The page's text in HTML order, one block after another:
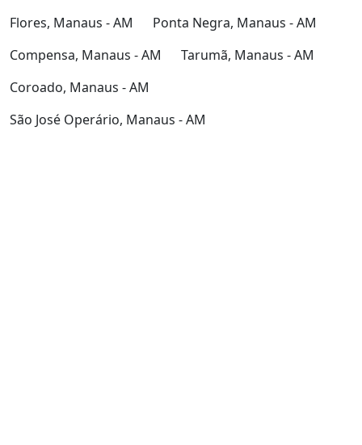
Flores, Manaus - AM
Ponta Negra, Manaus - AM
Compensa, Manaus - AM
Tarumã, Manaus - AM
Coroado, Manaus - AM
São José Operário, Manaus - AM